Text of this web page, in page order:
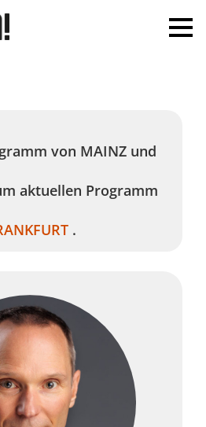
von MAINZ und
aktuellen Programm
.